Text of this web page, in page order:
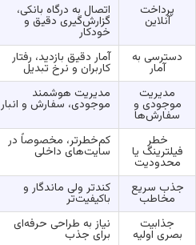
پرداخت
آنلاین
اتصال به درگاه بانکی،
گزارش‌گیری دقیق و
خودکار
دسترسی به
آمار
آمار دقیق بازدید، رفتار
کاربران و نرخ تبدیل
مدیریت
موجودی و
سفارش‌ها
مدیریت هوشمند
موجودی، سفارش و انبار
خطر
فیلترینگ یا
محدودیت
کم‌خطرتر، مخصوصاً در
سایت‌های داخلی
جذب سریع
مخاطب
کندتر ولی ماندگار و
باکیفیت‌تر
جذابیت
بصری اولیه
نیاز به طراحی حرفه‌ای
برای جذب